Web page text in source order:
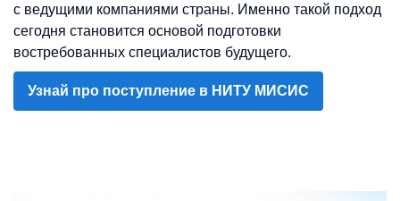
с ведущими компаниями страны. Именно такой подход
сегодня становится основой подготовки
востребованных специалистов будущего.
Узнай про поступление в НИТУ МИСИС